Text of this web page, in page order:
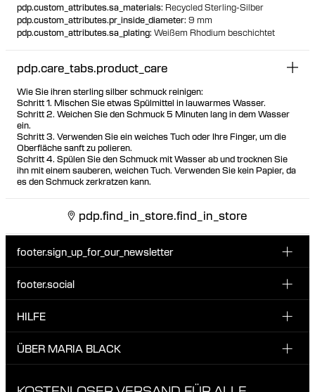
pdp.custom_attributes.sa_materials: Recycled Sterling-Silber
pdp.custom_attributes.pr_inside_diameter: 9 mm
pdp.custom_attributes.sa_plating: Weißem Rhodium beschichtet
pdp.care_tabs.product_care
Wie Sie ihren sterling silber schmuck reinigen:
Schritt 1. Mischen Sie etwas Spülmittel in lauwarmes Wasser.
Schritt 2. Weichen Sie den Schmuck 5 Minuten lang in dem Wasser
ein.
Schritt 3. Verwenden Sie ein weiches Tuch oder Ihre Finger, um die
Oberfläche sanft zu polieren.
Schritt 4. Spülen Sie den Schmuck mit Wasser ab und trocknen Sie
ihn mit einem sauberen, weichen Tuch. Verwenden Sie kein Papier, da
es den Schmuck zerkratzen kann.
pdp.find_in_store.find_in_store
footer.sign_up_for_our_newsletter
Melde dich für unseren Newsletter an und erhalte 10 %
footer.social
INSTAGRAM
TIKTOK
HILFE
KUNDENSERVICE & KONTAKT
ÜBER MARIA BLACK